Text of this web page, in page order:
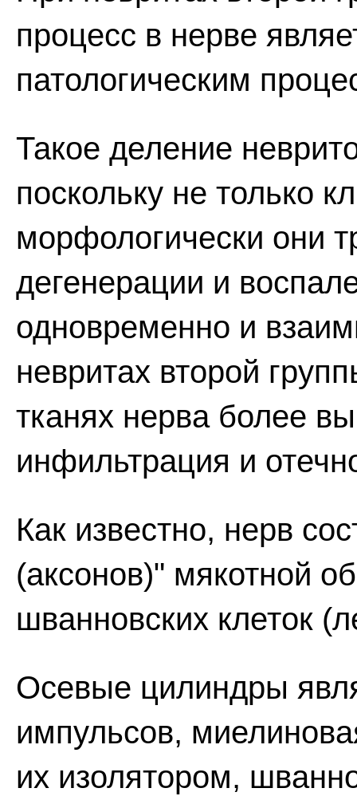
процесс в нерве
патологическим
Такое деление
поскольку не только
морфологически они
дегенерации и
одновременно и
невритах второй
тканях нерва более
инфильтрация и
Как известно, нерв
(аксонов)" мякотной
шванновских клеток
Осевые цилиндры
импульсов,
их изолятором,